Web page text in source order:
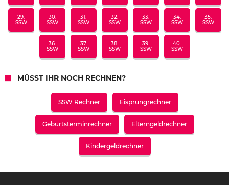
29.
SSW
30.
SSW
31.
SSW
32.
SSW
33.
SSW
34.
SSW
35.
SSW
36.
SSW
37.
SSW
38.
SSW
39.
SSW
40.
SSW
MÜSST IHR NOCH RECHNEN?
SSW Rechner Eisprungrechner
Geburtsterminrechner Elterngeldrechner
Kindergeldrechner